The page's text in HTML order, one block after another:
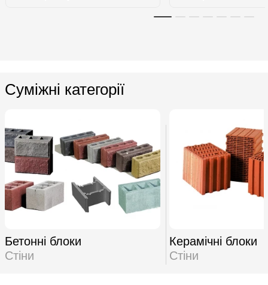
Суміжні категорії
Бетонні блоки
Стіни
Керамічні блоки
Стіни